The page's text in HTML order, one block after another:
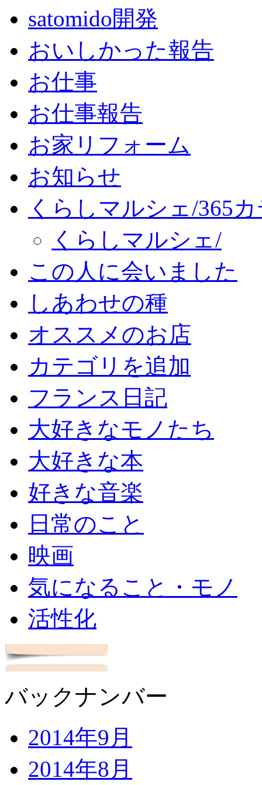
satomido開発
おいしかった報告
お仕事
お仕事報告
お家リフォーム
お知らせ
くらしマルシェ/365
くらしマルシェ/
この人に会いました
しあわせの種
オススメのお店
カテゴリを追加
フランス日記
大好きなモノたち
大好きな本
好きな音楽
日常のこと
映画
気になること・モノ
活性化
バックナンバー
2014年9月
2014年8月